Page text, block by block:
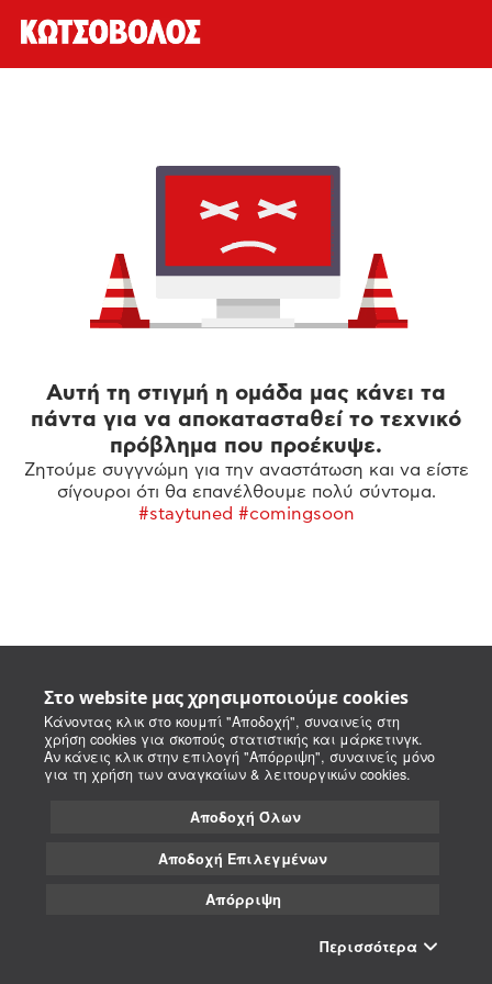
Στο website μας χρησιμοποιούμε cookies
Κάνοντας κλικ στο κουμπί "Αποδοχή", συναινείς στη
χρήση cookies για σκοπούς στατιστικής και μάρκετινγκ.
Αν κάνεις κλικ στην επιλογή "Απόρριψη", συναινείς μόνο
για τη χρήση των αναγκαίων & λειτουργικών cookies.
Αποδοχή Όλων
Αποδοχή Επιλεγμένων
Απόρριψη
Περισσότερα
Αυτή τη στιγμή η ομάδα μας κάνει τα
πάντα για να αποκατασταθεί το τεχνικό
πρόβλημα που προέκυψε.
Ζητούμε συγγνώμη για την αναστάτωση και να είστε
σίγουροι ότι θα επανέλθουμε πολύ σύντομα.
#staytuned #comingsoon